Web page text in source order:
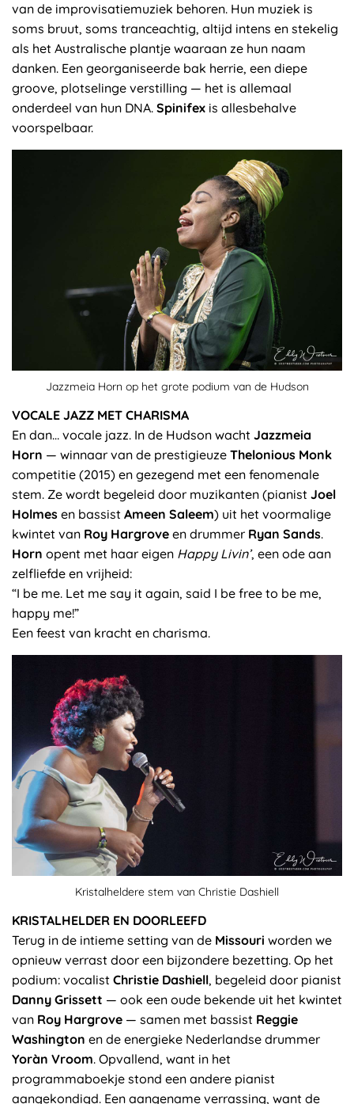
van de improvisatiemuziek behoren. Hun muziek is
soms bruut, soms tranceachtig, altijd intens en stekelig
als het Australische plantje waaraan ze hun naam
danken. Een georganiseerde bak herrie, een diepe
groove, plotselinge verstilling — het is allemaal
onderdeel van hun DNA. Spinifex is allesbehalve
voorspelbaar.
Jazzmeia Horn op het grote podium van de Hudson
VOCALE JAZZ MET CHARISMA
En dan… vocale jazz. In de Hudson wacht Jazzmeia
Horn — winnaar van de prestigieuze Thelonious Monk
competitie (2015) en gezegend met een fenomenale
stem. Ze wordt begeleid door muzikanten (pianist Joel
Holmes en bassist Ameen Saleem) uit het voormalige
kwintet van Roy Hargrove en drummer Ryan Sands.
Horn opent met haar eigen Happy Livin’, een ode aan
zelfliefde en vrijheid:
“I be me. Let me say it again, said I be free to be me,
happy me!”
Een feest van kracht en charisma.
Kristalheldere stem van Christie Dashiell
KRISTALHELDER EN DOORLEEFD
Terug in de intieme setting van de Missouri worden we
opnieuw verrast door een bijzondere bezetting. Op het
podium: vocalist Christie Dashiell, begeleid door pianist
Danny Grissett — ook een oude bekende uit het kwintet
van Roy Hargrove — samen met bassist Reggie
Washington en de energieke Nederlandse drummer
Yoràn Vroom. Opvallend, want in het
programmaboekje stond een andere pianist
aangekondigd. Een aangename verrassing, want de